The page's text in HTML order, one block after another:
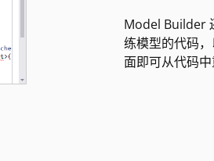
Model Builder
练模型的代码
面即可从代码